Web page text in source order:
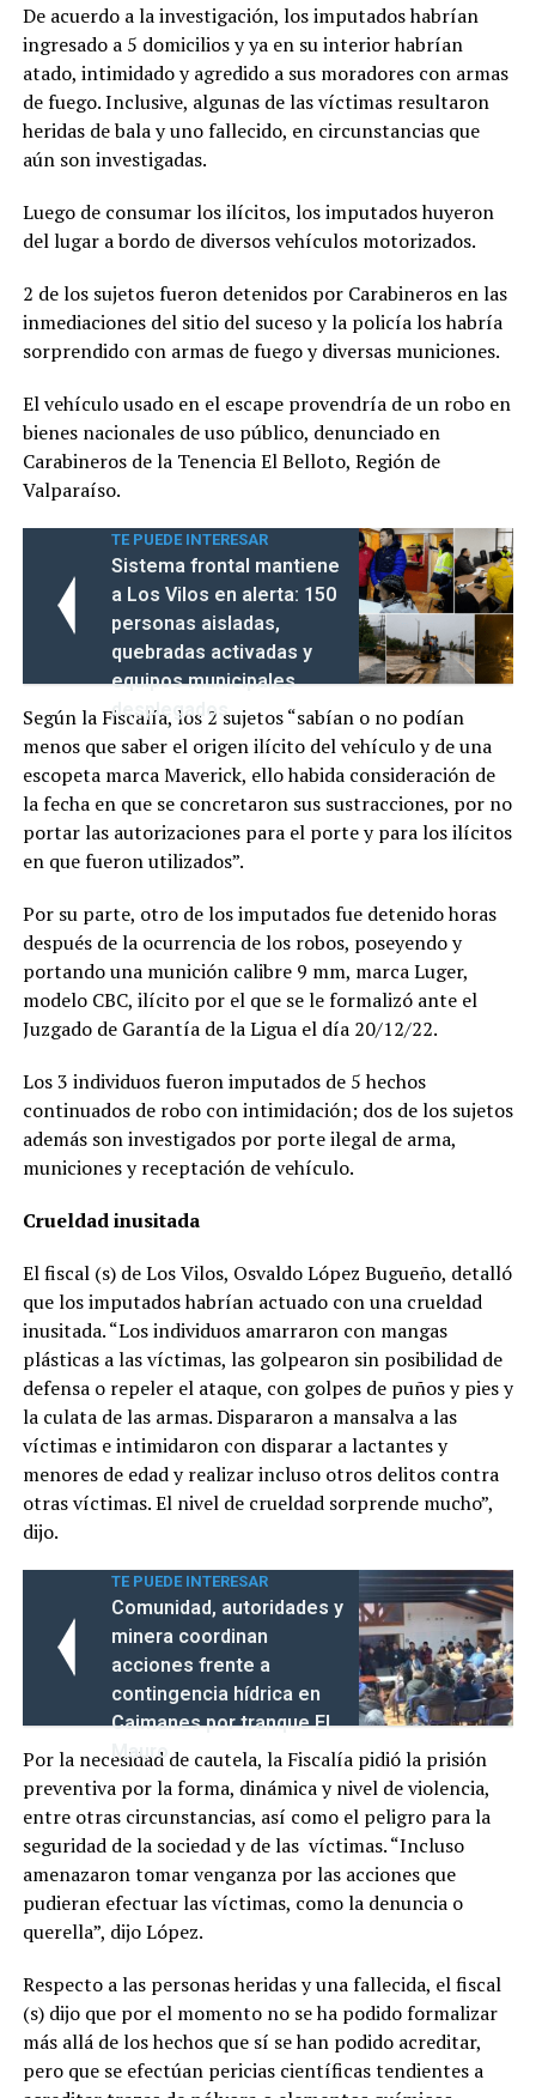
De acuerdo a la investigación, los imputados habrían
ingresado a 5 domicilios y ya en su interior habrían
atado, intimidado y agredido a sus moradores con armas
de fuego. Inclusive, algunas de las víctimas resultaron
heridas de bala y uno fallecido, en circunstancias que
aún son investigadas.
Luego de consumar los ilícitos, los imputados huyeron
del lugar a bordo de diversos vehículos motorizados.
2 de los sujetos fueron detenidos por Carabineros en las
inmediaciones del sitio del suceso y la policía los habría
sorprendido con armas de fuego y diversas municiones.
El vehículo usado en el escape provendría de un robo en
bienes nacionales de uso público, denunciado en
Carabineros de la Tenencia El Belloto, Región de
Valparaíso.
TE PUEDE INTERESAR
Sistema frontal mantiene
a Los Vilos en alerta: 150
personas aisladas,
quebradas activadas y
equipos municipales
desplegados
Según la Fiscalía, los 2 sujetos “sabían o no podían
menos que saber el origen ilícito del vehículo y de una
escopeta marca Maverick, ello habida consideración de
la fecha en que se concretaron sus sustracciones, por no
portar las autorizaciones para el porte y para los ilícitos
en que fueron utilizados”.
Por su parte, otro de los imputados fue detenido horas
después de la ocurrencia de los robos, poseyendo y
portando una munición calibre 9 mm, marca Luger,
modelo CBC, ilícito por el que se le formalizó ante el
Juzgado de Garantía de la Ligua el día 20/12/22.
Los 3 individuos fueron imputados de 5 hechos
continuados de robo con intimidación; dos de los sujetos
además son investigados por porte ilegal de arma,
municiones y receptación de vehículo.
Crueldad inusitada
El fiscal (s) de Los Vilos, Osvaldo López Bugueño, detalló
que los imputados habrían actuado con una crueldad
inusitada. “Los individuos amarraron con mangas
plásticas a las víctimas, las golpearon sin posibilidad de
defensa o repeler el ataque, con golpes de puños y pies y
la culata de las armas. Dispararon a mansalva a las
víctimas e intimidaron con disparar a lactantes y
menores de edad y realizar incluso otros delitos contra
otras víctimas. El nivel de crueldad sorprende mucho”,
dijo.
TE PUEDE INTERESAR
Comunidad, autoridades y
minera coordinan
acciones frente a
contingencia hídrica en
Caimanes por tranque El
Mauro
Por la necesidad de cautela, la Fiscalía pidió la prisión
preventiva por la forma, dinámica y nivel de violencia,
entre otras circunstancias, así como el peligro para la
seguridad de la sociedad y de las víctimas. “Incluso
amenazaron tomar venganza por las acciones que
pudieran efectuar las víctimas, como la denuncia o
querella”, dijo López.
Respecto a las personas heridas y una fallecida, el fiscal
(s) dijo que por el momento no se ha podido formalizar
más allá de los hechos que sí se han podido acreditar,
pero que se efectúan pericias científicas tendientes a